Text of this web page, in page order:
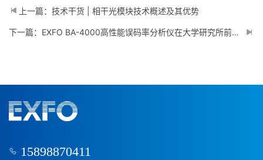
上一篇：技术干货 | 相干光模块技术概述及其优势
下一篇：EXFO BA-4000高性能误码率分析仪在大学研究所前沿光通信技术研究中的应用
15898870411